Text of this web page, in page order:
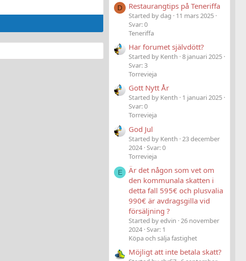
D Restaurangtips på Teneriffa
Started by dag
11 mars 2025
Svar: 0
Teneriffa
Har forumet självdött?
Started by Kenth 8 januari 2025
Svar: 3
Torrevieja
Gott Nytt År
Started by Kenth
1 januari 2025
Svar: 0
Torrevieja
God Jul
Started by Kenth 23 december
2024 Svar: 0
Torrevieja
E
Är det någon som vet om
den kommunala skatten i
detta fall 595€ och plusvalia
990€ är avdragsgilla vid
försäljning ?
Started by edvin 26 november
2024 Svar: 1
Köpa och sälja fastighet
Möjligt att inte betala skatt?